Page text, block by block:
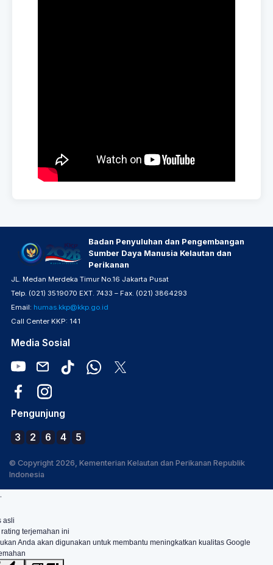
Badan Penyuluhan dan Pengembangan
Sumber Daya Manusia Kelautan dan
Perikanan
JL. Medan Merdeka Timur No.16 Jakarta Pusat
Telp. (021) 3519070 EXT. 7433 – Fax. (021) 3864293
Email: humas.kkp@kkp.go.id
Call Center KKP: 141
Media Sosial
Pengunjung
3 2 6 4 5
© Copyright 2026, Kementerian Kelautan dan Perikanan Republik
Indonesia
.
asli
terjemahan ini
Anda akan digunakan untuk membantu meningkatkan kualitas Google